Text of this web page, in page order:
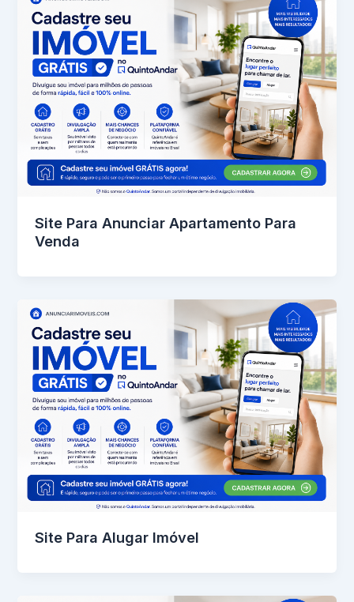
Site Para Anunciar Apartamento Para
Venda
Site Para Alugar Imóvel